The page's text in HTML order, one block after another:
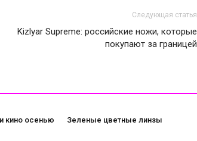
Следующая статья
Kizlyar Supreme: российские ножи, которые
покупают за границей
кино осенью
Зеленые цветные линзы